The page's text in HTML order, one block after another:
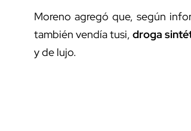
Moreno agregó que, según
también vendía tusi,droga
y de lujo.